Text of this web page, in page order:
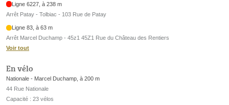
Ligne 6227, à 238 m
Arrêt Patay - Tolbiac - 103 Rue de Patay
Ligne 83, à 63 m
Arrêt Marcel Duchamp - 45z1 45Z1 Rue du Château des Rentiers
Voir tout
En vélo
Nationale - Marcel Duchamp, à 200 m
44 Rue Nationale
Capacité : 23 vélos